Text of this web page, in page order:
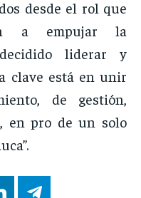
desde el rol que
a empujar la
liderar y
clave está en unir
de gestión,
en pro de un solo